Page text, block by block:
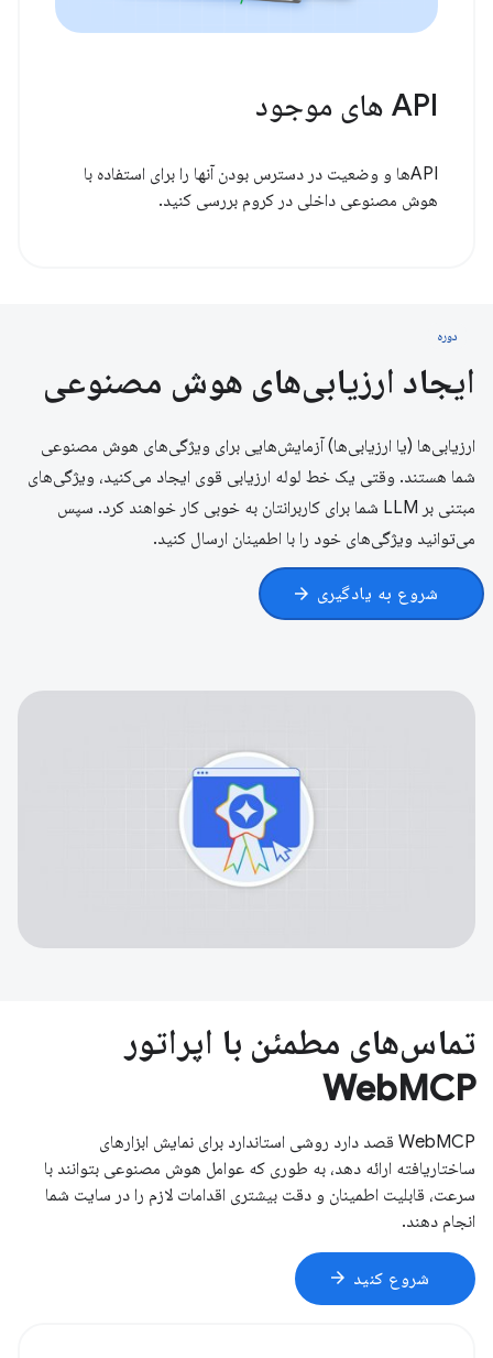
API های موجود
APIها و وضعیت در دسترس بودن آنها را برای استفاده با
هوش مصنوعی داخلی در کروم بررسی کنید.
دوره
ایجاد ارزیابی‌های هوش مصنوعی
ارزیابی‌ها (یا ارزیابی‌ها) آزمایش‌هایی برای ویژگی‌های هوش مصنوعی
شما هستند. وقتی یک خط لوله ارزیابی قوی ایجاد می‌کنید، ویژگی‌های
مبتنی بر LLM شما برای کاربرانتان به خوبی کار خواهند کرد. سپس
می‌توانید ویژگی‌های خود را با اطمینان ارسال کنید.
شروع به یادگیری arrow_forward
تماس‌های مطمئن با اپراتور
WebMCP
WebMCP قصد دارد روشی استاندارد برای نمایش ابزارهای
ساختاریافته ارائه دهد، به طوری که عوامل هوش مصنوعی بتوانند با
سرعت، قابلیت اطمینان و دقت بیشتری اقدامات لازم را در سایت شما
انجام دهند.
شروع کنید arrow_forward